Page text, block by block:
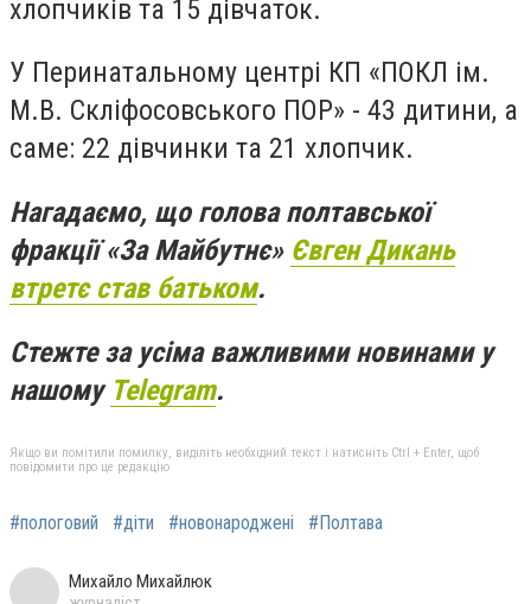
хлопчиків та 15 дівчаток.
У Перинатальному центрі КП «ПОКЛ ім.
М.В. Скліфосовського ПОР» - 43 дитини, а
саме: 22 дівчинки та 21 хлопчик.
Нагадаємо, що голова полтавської
фракції «За Майбутнє» Євген Дикань
втретє став батьком.
Стежте за усіма важливими новинами у
нашому Telegram.
Якщо ви помітили помилку, виділіть необхідний текст і натисніть Ctrl + Enter, щоб
повідомити про це редакцію
#пологовий #діти #новонароджені #Полтава
Михайло Михайлюк